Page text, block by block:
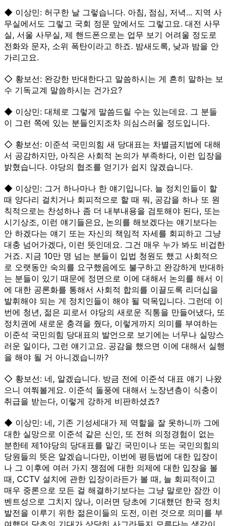
◆ 이상민: 허구한 날 그렇습니다. 아침, 점심, 저녁... 지역 사
무실에서도 그렇고 국회 정문 앞에서도 그렇고요. 대전 사무
실, 서울 사무실, 제 핸드폰으로는 업무 보기 어려울 정도로
전화와 문자, 소위 폭탄이라고 하죠. 밤새도록, 낮과 밤을 안
가리고요.
◇ 황보선: 완강한 반대한다고 말씀하시는 게 흔히 말하는 보
수 기독교계 말씀하시는 건가요?
◆ 이상민: 대체로 그렇게 말씀드릴 수는 있는데요. 그 분들
이 그런 쪽에 있는 분들인지조차 의심스러울 정도입니다.
◇ 황보선: 이준석 국민의힘 새 당대표는 차별금지법에 대해
서 공감하지만, 아직은 사회적 논의가 부족하다, 이런 입장을
밝혔습니다. 야당의 협조를 얻기가 쉽지 않겠습니다.
◆ 이상민: 그거 하나마나 한 얘기입니다. 늘 정치인들이 할
때 양다리 걸치거나 회피적으로 할 때 뭐, 공감을 하나 또 원
칙적으로는 찬성하나 좀 더 내부내용을 검토해야 된다, 또는
시기상조, 이런 얘기들은요, 논의를 해보겠다는 얘기보다는
안 하겠다는 얘기 또는 자신의 책임적 자세를 회피하고 그냥
대충 넘어가겠다, 이런 뜻인데요. 그건 매우 누가 봐도 비겁한
거죠. 지금 10만 명 넘는 분들이 입법 청원도 했고 사회적으
로 오랫동안 숙의를 요구했음에도 불구하고 완강하게 반대하
는 분들이 있기 때문에 정면으로 이에 대해서 논의를 해서 이
에 대한 공론화를 통해서 사회적 합의를 이끌도록 리더십을
발휘해야 되는 게 정치인들이 해야 될 덕목입니다. 그런데 이
번에 청년, 젊은 피로서 야당의 새로운 직통을 만들어냈다, 또
정치권에 새로운 충격을 줬다, 이렇게까지 의미를 부여하는
이준석 국민의힘 당대표의 발언으로 보기에는 너무나 실망스
러운 일이다, 그런 얘기고요. 공감을 했으면 이에 대해서 실행
을 해야 될 거 아니겠습니까?
◇ 황보선: 네, 알겠습니다. 방금 전에 이준석 대표 얘기 나왔
으니 여쭤볼게요. 이준석 돌풍에 대해서 노장년층이 식충이
취급을 받는다, 이렇게 강하게 비판하셨죠?
◆ 이상민: 네, 기존 기성세대가 제 역할을 잘 못하니까 그에
대한 실망으로 이준석 같은 신인, 또 전혀 의정경험이 없는
분한테 제1야당의 당대표를 맡긴 국민이나 또는 국민의힘의
당원들의 뜻은 알겠습니다만, 이번에 평등법에 대한 입장이
나 그 이후에 여러 가지 쟁점에 대한 의제에 대한 입장을 볼
때, CCTV 설치에 관한 입장이라든가 볼 때, 늘 회피적이고
매우 중론으로 모든 걸 해결하기보다는 그냥 말로만 잠깐 이
벤트성으로 그치지 않나, 이러면 당초에 기대했던 한국 정치
발전을 이루기 위한 젊은이들의 도전, 이런 것으로 의미를 부
여했던 당초의 기대가 상당히 사그라들지 모른다는 생각이